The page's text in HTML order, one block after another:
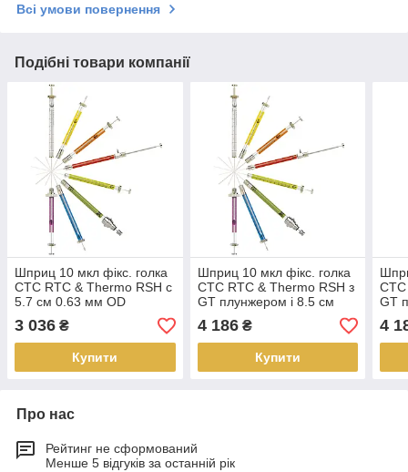
Всі умови повернення
Подібні товари компанії
Шприц 10 мкл фікс. голка
CTC RTC & Thermo RSH c
5.7 см 0.63 мм OD
конусною голкою
3 036 ₴
Купити
Шприц 10 мкл фікс. голка
CTC RTC & Thermo RSH з
GT плунжером і 8.5 см
0.63 мм OD конусною
голкою
4 186₴
Купити
GT
4
Про нас
Рейтинг не сформований
Менше 5 відгуків за останній рік